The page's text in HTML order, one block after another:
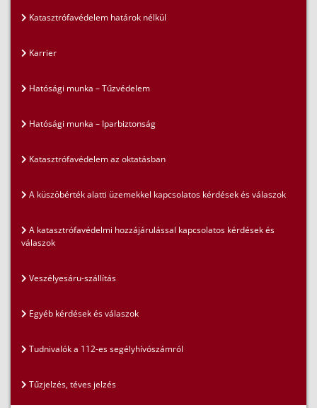
Katasztrófavédelem határok nélkül
Karrier
Hatósági munka – Tűzvédelem
Hatósági munka – Iparbiztonság
Katasztrófavédelem az oktatásban
A küszöbérték alatti üzemekkel kapcsolatos kérdések és válaszok
A katasztrófavédelmi hozzájárulással kapcsolatos kérdések és
válaszok
Veszélyesáru-szállítás
Egyéb kérdések és válaszok
Tudnivalók a 112-es segélyhívószámról
Tűzjelzés, téves jelzés